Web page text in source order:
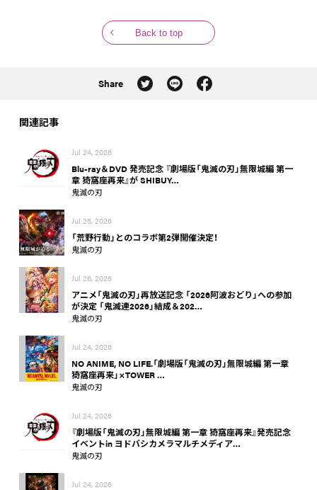
Back to top
Share
関連記事
Jul 24, 2026
Blu-ray＆DVD 発売記念 『劇場版「鬼滅の刃」無限城編 第一
章 猗窩座再来』が SHIBUY…
鬼滅の刃
Jul 25, 2026
「荒野行動」とのコラボ第2弾開催決定！
鬼滅の刃
Jul 26, 2026
アニメ「鬼滅の刃」再放送記念 「2026阿波おどり」への参加
が決定 「鬼滅連2026」結成＆202…
鬼滅の刃
Jul 24, 2026
NO ANIME, NO LIFE.「劇場版「鬼滅の刃」無限城編 第一章
猗窩座再来」×TOWER …
鬼滅の刃
Jul 24, 2026
『劇場版「鬼滅の刃」無限城編 第一章 猗窩座再来』発売記念
イベントin ヨドバシカメラマルチメディア…
鬼滅の刃
Jul 24, 2026